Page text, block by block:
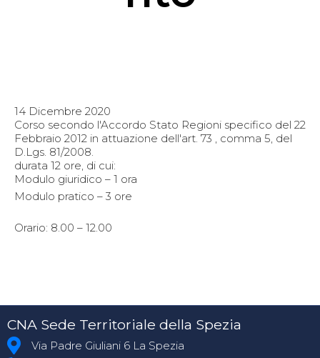
14 Dicembre 2020
Corso secondo l'Accordo Stato Regioni specifico del 22
Febbraio 2012 in attuazione dell'art. 73 , comma 5, del
D.Lgs. 81/2008.
durata 12 ore, di cui:
Modulo giuridico – 1 ora
Modulo pratico – 3 ore
Orario: 8.00 – 12.00
CNA Sede Territoriale della Spezia
Via Padre Giuliani 6 La Spezia